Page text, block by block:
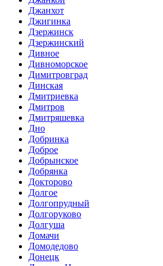
Джанхот
Джигинка
Дзержинск
Дзержинский
Дивное
Дивноморское
Димитровград
Динская
Дмитриевка
Дмитров
Дмитряшевка
Дно
Добринка
Доброе
Добрынское
Добрянка
Докторово
Долгое
Долгопрудный
Долгоруково
Долгуша
Домачи
Домодедово
Донецк